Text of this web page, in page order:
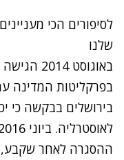
לסיפורים הכי
שלנו
באוגוסט
בפרקליטות המדינה
בירושלים בבקשה כי
ההסגרה לאחר